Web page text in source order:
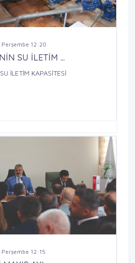
Perşembe 12:20
SU İLETİM ...
İLETİM KAPASİTESİ
Perşembe 12:15